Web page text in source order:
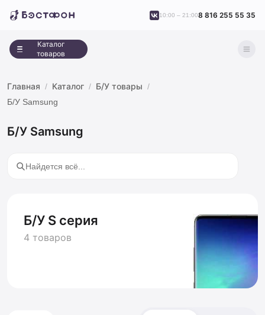
Каталог
товаров
10:00 – 21:008 816 255 55 35
Главная Каталог Б/У товары
Б/У Samsung
Б/У Samsung
Б/У S серия
4 товаров